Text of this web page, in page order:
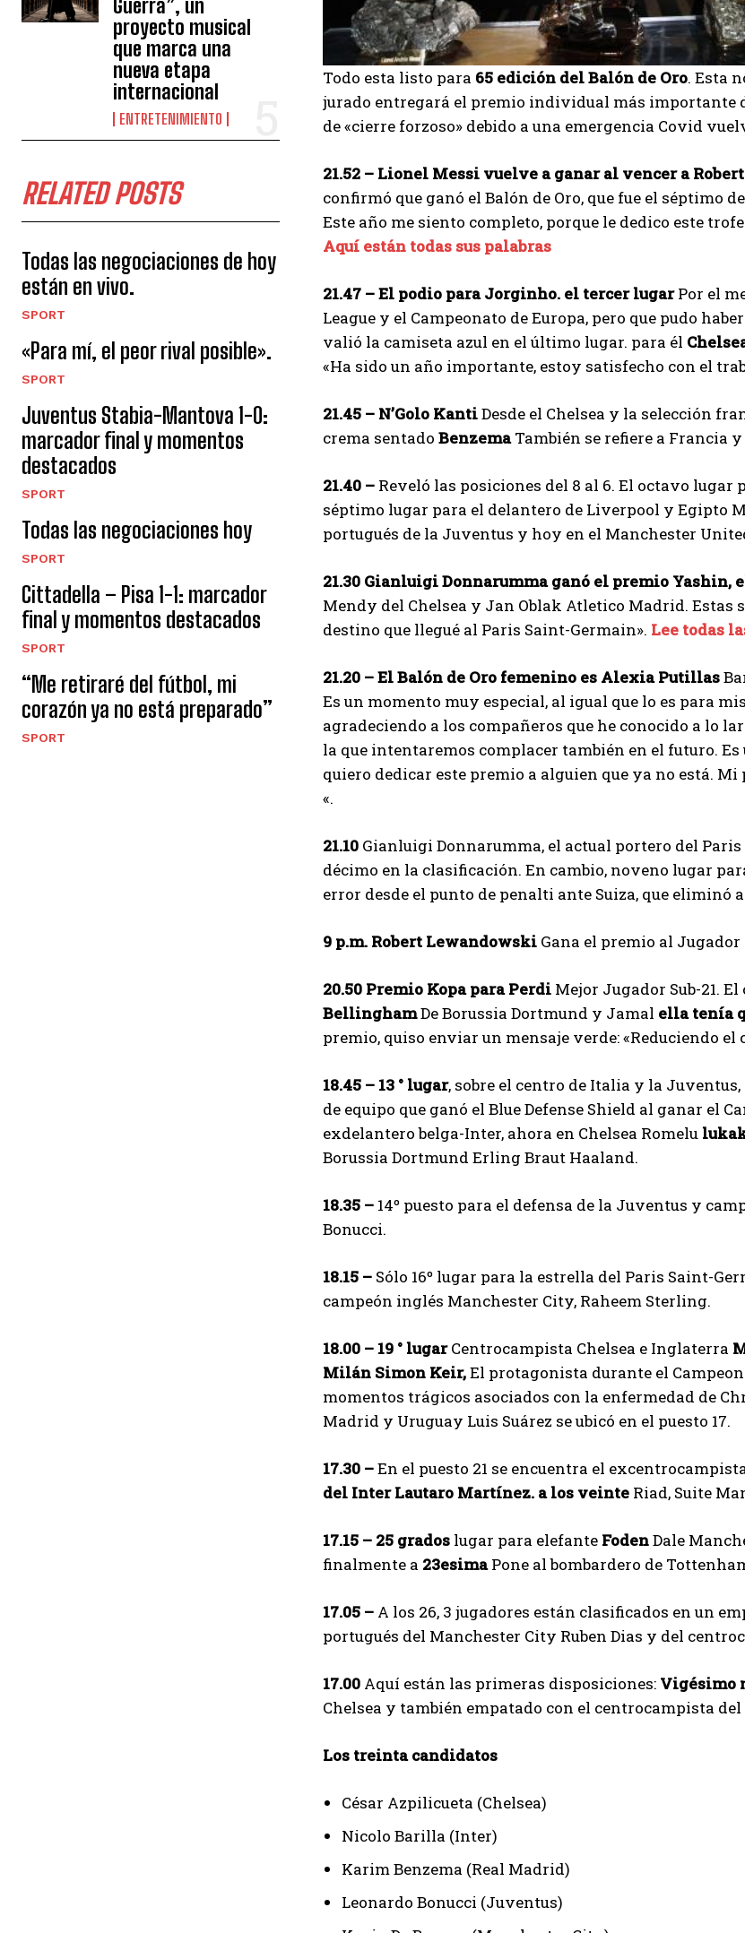
I WANT IN
I've read and accept the Privacy Policy.
Emet
Guerra”, un
proyecto musical
que marca una
nueva etapa
internacional
ENTRETENIMIENTO
RELATED POSTS
Todas las negociaciones de hoy
están en vivo.
SPORT
«Para mí, el peor rival posible».
SPORT
Juventus Stabia-Mantova 1-0:
marcador final y momentos
destacados
SPORT
Todas las negociaciones hoy
SPORT
Cittadella – Pisa 1-1: marcador
final y momentos destacados
SPORT
“Me retiraré del fútbol, ​​mi
corazón ya no está preparado”
SPORT
Todo esta listo para 65 edición del Balón de Oro. Esta
jurado entregará el premio individual más importante
de «cierre forzoso» debido a una emergencia Covid
21.52 – Lionel Messi vuelve a ganar al vencer a
confirmó que ganó el Balón de Oro, que fue el séptimo
Este año me siento completo, porque le dedico este
Aquí están todas sus palabras
21.47 – El podio para Jorginho. el tercer lugarPor el
League y el Campeonato de Europa, pero que pudo
valió la camiseta azul en el último lugar. para él
«Ha sido un año importante, estoy satisfecho con el
21.45 – N’Golo KantiDesde el Chelsea y la selección
crema sentado BenzemaTambién se refiere a Francia
21.40 – Reveló las posiciones del 8 al 6. El octavo
séptimo lugar para el delantero de Liverpool y Egipto
portugués de la Juventus y hoy en el Manchester
21.30 Gianluigi Donnarumma ganó el premio Yashin,
Mendy del Chelsea y Jan Oblak Atletico Madrid. Estas
destino que llegué al Paris Saint-Germain». Lee todas
21.20 – El Balón de Oro femenino es Alexia Putillas
Es un momento muy especial, al igual que lo es para
agradeciendo a los compañeros que he conocido a lo
la que intentaremos complacer también en el futuro.
quiero dedicar este premio a alguien que ya no está.
«.
21.10 Gianluigi Donnarumma, el actual portero del
décimo en la clasificación. En cambio, noveno lugar
error desde el punto de penalti ante Suiza, que eliminó
9 p.m. Robert Lewandowski Gana el premio al
20.50 Premio Kopa para Perdi Mejor Jugador Sub-21.
BellinghamDe Borussia Dortmund y Jamal ella tenía
premio, quiso enviar un mensaje verde: «Reduciendo
18.45 – 13 ° lugar, sobre el centro de Italia y la
de equipo que ganó el Blue Defense Shield al ganar el
exdelantero belga-Inter, ahora en Chelsea Romelu
Borussia Dortmund Erling Braut Haaland.
18.35 – 14º puesto para el defensa de la Juventus y
Bonucci.
18.15 – Sólo 16º lugar para la estrella del Paris Saint-
campeón inglés Manchester City, Raheem Sterling.
18.00 – 19 ° lugarCentrocampista Chelsea e Inglaterra
Milán Simon Keir,El protagonista durante el
momentos trágicos asociados con la enfermedad de
Madrid y Uruguay Luis Suárez se ubicó en el puesto 17.
17.30 –En el puesto 21 se encuentra el
del Inter Lautaro Martínez. a los veinte Riad, Suite
17.15 – 25 grados lugar para elefante FodenDale
finalmente a 23esimaPone al bombardero de
17.05 – A los 26, 3 jugadores están clasificados en un
portugués del Manchester City Ruben Dias y del
17.00 Aquí están las primeras disposiciones: Vigésimo
Chelsea y también empatado con el centrocampista
Los treinta candidatos
César Azpilicueta (Chelsea)
Nicolo Barilla (Inter)
Karim Benzema (Real Madrid)
Leonardo Bonucci (Juventus)